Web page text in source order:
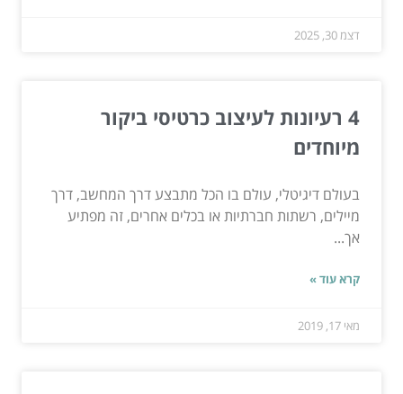
דצמ 30, 2025
4 רעיונות לעיצוב כרטיסי ביקור
מיוחדים
בעולם דיגיטלי, עולם בו הכל מתבצע דרך המחשב, דרך
מיילים, רשתות חברתיות או בכלים אחרים, זה מפתיע
אך...
קרא עוד »
מאי 17, 2019